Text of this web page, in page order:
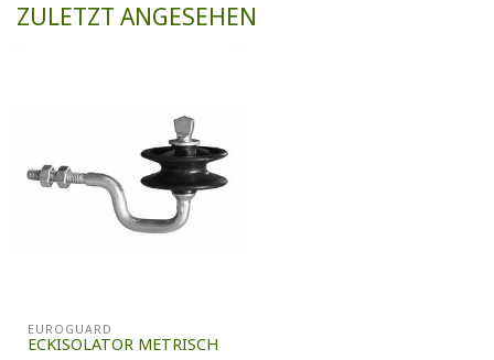
ZULETZT ANGESEHEN
EUROGUARD
ECKISOLATOR METRISCH